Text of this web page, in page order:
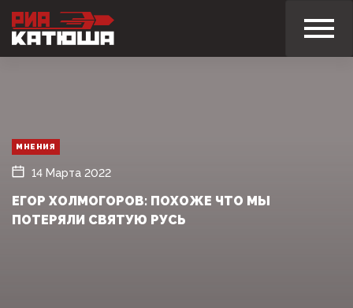
МНЕНИЯ
14 Марта 2022
ЕГОР ХОЛМОГОРОВ: ПОХОЖЕ ЧТО МЫ
ПОТЕРЯЛИ СВЯТУЮ РУСЬ